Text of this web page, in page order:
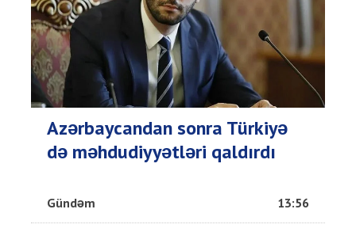
Azərbaycandan sonra Türkiyə
də məhdudiyyətləri qaldırdı
Gündəm 13:56